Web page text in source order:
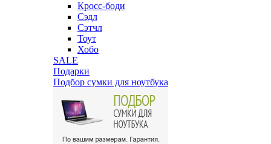
Кросс-боди
Сэдл
Сэтчл
Тоут
Хобо
SALE
Подарки
Подбор сумки для ноутбука